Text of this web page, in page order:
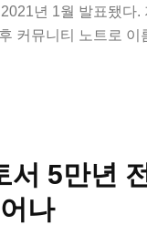
년 1월 발표됐다.
커뮤니티 노트로 이
서 5만년
나